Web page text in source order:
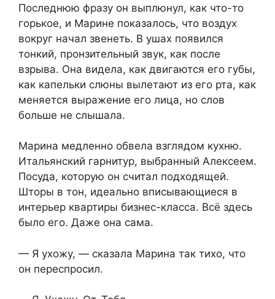
Последнюю фразу он выплюнул, как что-то
горькое, и Марине показалось, что воздух
вокруг начал звенеть. В ушах появился
тонкий, пронзительный звук, как после
взрыва. Она видела, как двигаются его губы,
как капельки слюны вылетают из его рта, как
меняется выражение его лица, но слов
больше не слышала.
Марина медленно обвела взглядом кухню.
Итальянский гарнитур, выбранный Алексеем.
Посуда, которую он считал подходящей.
Шторы в тон, идеально вписывающиеся в
интерьер квартиры бизнес-класса. Всё здесь
было его. Даже она сама.
— Я ухожу, — сказала Марина так тихо, что
он переспросил.